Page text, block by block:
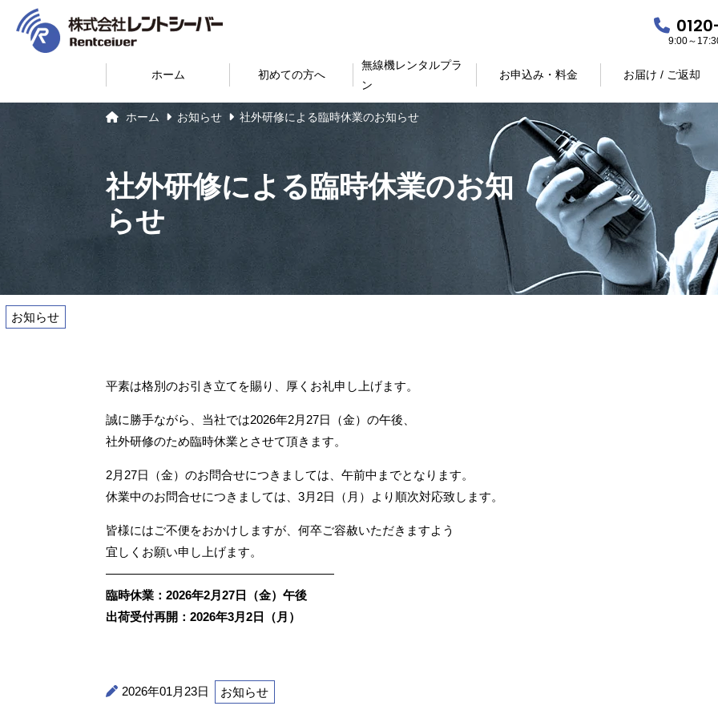
9:00～
ホーム 初めての方へ
無線機レンタルプラ
ン
お申込み・料金 お届け / ご返却
ホーム お知らせ 社外研修による臨時休業のお知らせ
社外研修による臨時休業のお知
らせ
お知らせ
平素は格別のお引き立てを賜り、厚くお礼申し上げます。
誠に勝手ながら、当社では2026年2月27日（金）の午後、
社外研修のため臨時休業とさせて頂きます。
2月27日（金）のお問合せにつきましては、午前中までとなります。
休業中のお問合せにつきましては、3月2日（月）より順次対応致します。
皆様にはご不便をおかけしますが、何卒ご容赦いただきますよう
宜しくお願い申し上げます。
———————————————————
臨時休業：2026年2月27日（金）午後
出荷受付再開： 2026年3月2日（月）
2026年01月23日 お知らせ